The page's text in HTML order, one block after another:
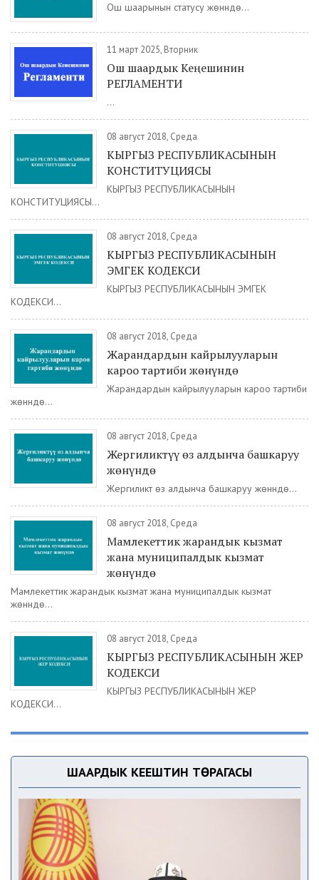
Ош шаарынын статусу жөнүндө...
11 март 2025, Вторник
Ош шаардык Кеңешинин
РЕГЛАМЕНТИ
...
08 август 2018, Среда
КЫРГЫЗ РЕСПУБЛИКАСЫНЫН
КОНСТИТУЦИЯСЫ
КЫРГЫЗ РЕСПУБЛИКАСЫНЫН
КОНСТИТУЦИЯСЫ...
08 август 2018, Среда
КЫРГЫЗ РЕСПУБЛИКАСЫНЫН
ЭМГЕК КОДЕКСИ
КЫРГЫЗ РЕСПУБЛИКАСЫНЫН ЭМГЕК
КОДЕКСИ...
08 август 2018, Среда
Жарандардын кайрылууларын
кароо тартиби жөнүндө
Жарандардын кайрылууларын кароо тартиби
жөнүндө...
08 август 2018, Среда
Жергиликтүү өз алдынча башкаруу
жөнүндө
Жергиликтүү өз алдынча башкаруу жөнүндө...
08 август 2018, Среда
Мамлекеттик жарандык кызмат
жана муниципалдык кызмат
жөнүндө
Мамлекеттик жарандык кызмат жана муниципалдык кызмат
жөнүндө...
08 август 2018, Среда
КЫРГЫЗ РЕСПУБЛИКАСЫНЫН ЖЕР
КОДЕКСИ
КЫРГЫЗ РЕСПУБЛИКАСЫНЫН ЖЕР
КОДЕКСИ...
ШААРДЫК КЕҢЕШТИН ТӨРАГАСЫ